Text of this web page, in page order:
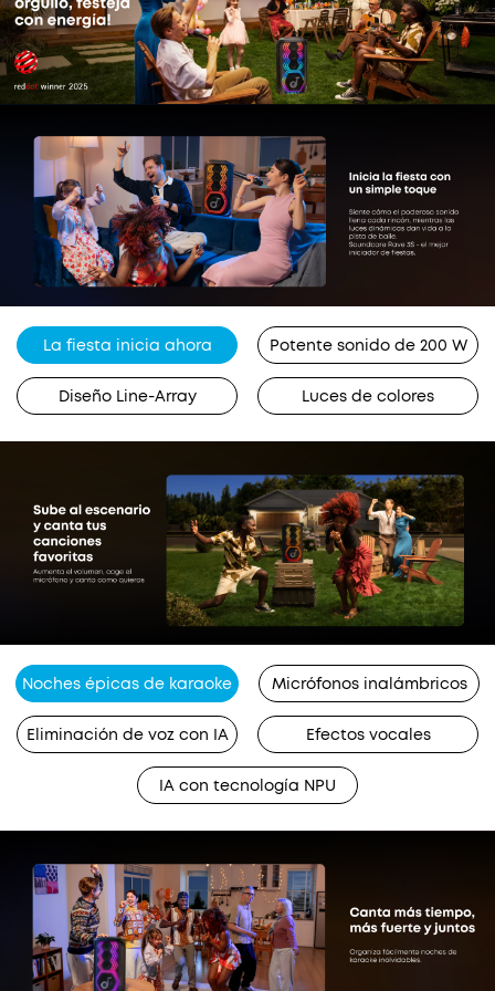
Ajusta los niveles de voz para cantar en
compañía o en solitario: ¡tu voz, tu escenario!
Personalización de la app:la app de soundcore
te da control total sobre tu altavoz para fiestas.
ecualizador, la iluminación, los efectos vocales y
la reverberación.
La fiesta inicia ahora Potente sonido de 200 W
Diseño Line-Array Luces de colores
Noches épicas de karaoke Micrófonos inalámbricos
Eliminación de voz con IA Efectos vocales
IA con tecnología NPU